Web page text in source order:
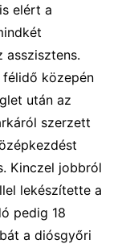
elért a
asszisztens.
közepén
után az
szerzett
Kinczel jobbról
lekészítette a
pedig 18
a diósgyőri